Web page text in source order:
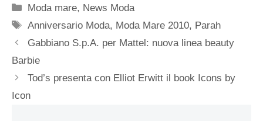
Categorie
Moda mare, News Moda
Tag
Anniversario Moda, Moda Mare 2010, Parah
Gabbiano S.p.A. per Mattel: nuova linea beauty
Barbie
Tod’s presenta con Elliot Erwitt il book Icons by
Icon